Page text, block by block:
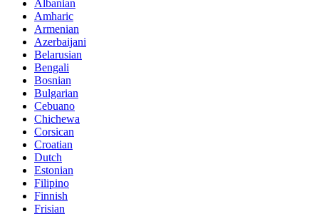
Albanian
Amharic
Armenian
Azerbaijani
Belarusian
Bengali
Bosnian
Bulgarian
Cebuano
Chichewa
Corsican
Croatian
Dutch
Estonian
Filipino
Finnish
Frisian